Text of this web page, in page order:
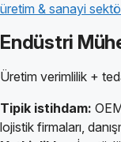
üretim & sanayi
Endüstri
Üretim verimlilik +
Tipik istihdam:
lojistik firmaları,